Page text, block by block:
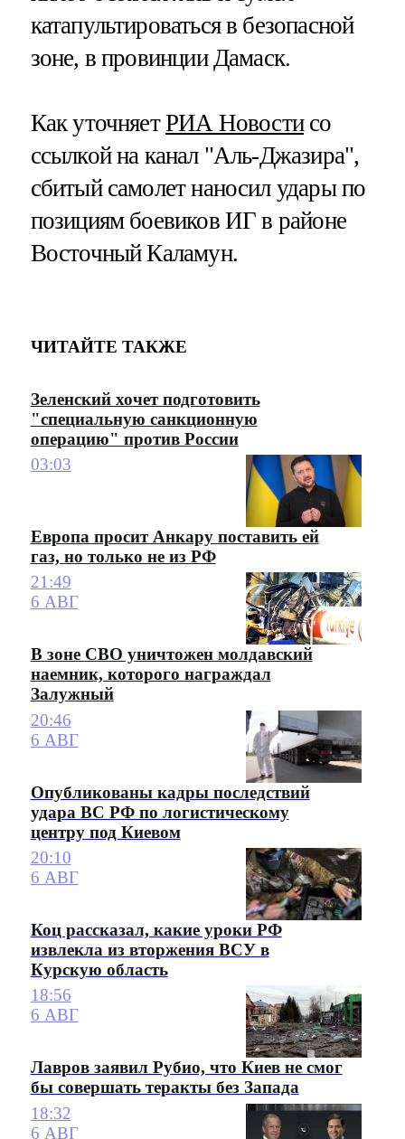
катапультироваться в безопасной
зоне, в провинции Дамаск.
Как уточняетРИА Новостисо
ссылкой на канал "Аль-Джазира",
сбитый самолет наносил удары по
позициям боевиков ИГ в районе
Восточный Каламун.
ЧИТАЙТЕ ТАКЖЕ
Зеленский хочет подготовить
"специальную санкционную
операцию" против России
03:03
Европа просит Анкару поставить ей
газ, но только не из РФ
21:49
6 АВГ
В зоне СВО уничтожен молдавский
наемник, которого награждал
Залужный
20:46
6 АВГ
Опубликованы кадры последствий
удара ВС РФ по логистическому
центру под Киевом
20:10
6 АВГ
Коц рассказал, какие уроки РФ
извлекла из вторжения ВСУ в
Курскую область
18:56
6 АВГ
Лавров заявил Рубио, что Киев не смог
бы совершать теракты без Запада
18:32
6 АВГ